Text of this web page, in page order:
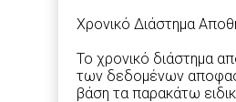
Χρονικό Διάστημα
Το χρονικό διάστημα
των δεδομένων
βάση τα παρακάτω